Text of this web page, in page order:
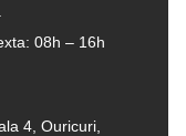
08h – 16h
4, Ouricuri,